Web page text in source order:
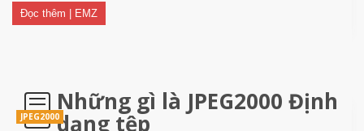
Đọc thêm | EMZ
JPEG2000
Những gì là JPEG2000 Định
dạng tệp